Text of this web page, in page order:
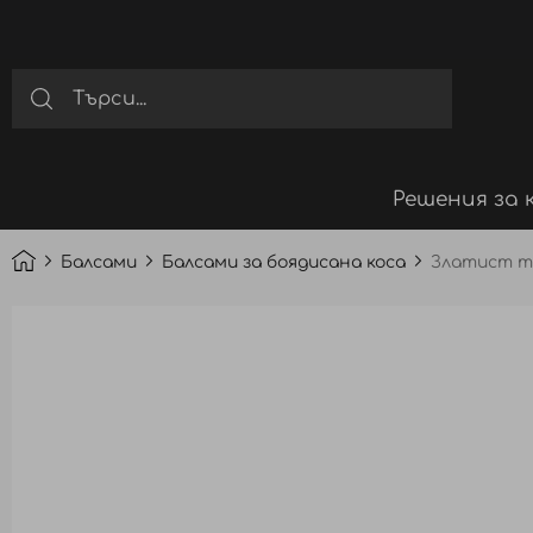
Решения за
Балсами Балсами за боядисана коса Златист